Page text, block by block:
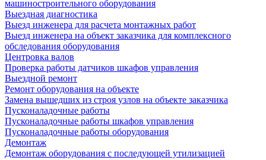
машиностроительного оборудования
Выездная диагностика
Выезд инженера для расчета монтажных работ
Выезд инженера на объект заказчика для комплексного
обследования оборудования
Центровка валов
Проверка работы датчиков шкафов управления
Выездной ремонт
Ремонт оборудования на объекте
Замена вышедших из строя узлов на объекте заказчика
Пусконаладочные работы
Пусконаладочные работы шкафов управления
Пусконаладочные работы оборудования
Демонтаж
Демонтаж оборудования с последующей утилизацией